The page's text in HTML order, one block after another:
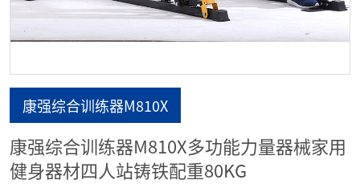
康强综合训练器M810X
康强综合训练器M810X多功能力量器械家用
健身器材四人站铸铁配重80KG